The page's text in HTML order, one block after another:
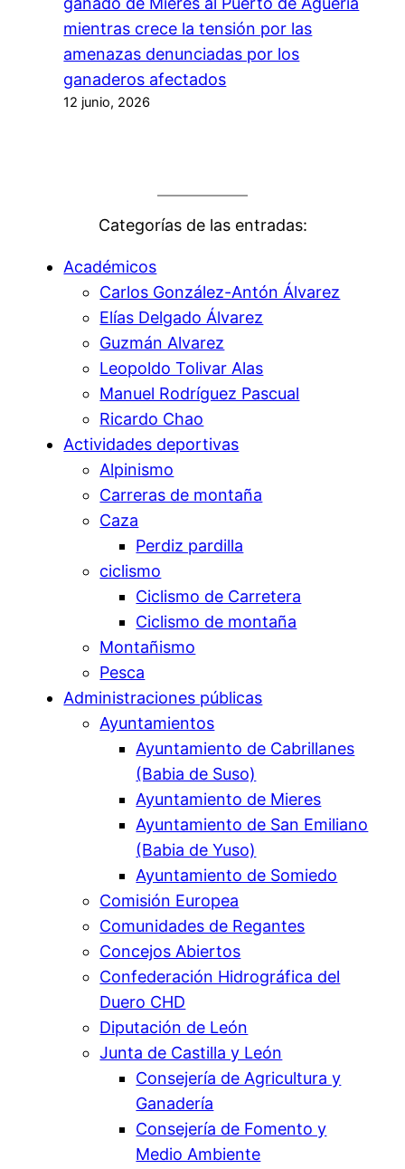
mientras crece la tensión por las
amenazas denunciadas por los
ganaderos afectados
12 junio, 2026
Categorías de las entradas:
Académicos
Carlos González-Antón Álvarez
Elías Delgado Álvarez
Guzmán Alvarez
Leopoldo Tolivar Alas
Manuel Rodríguez Pascual
Ricardo Chao
Actividades deportivas
Alpinismo
Carreras de montaña
Caza
Perdiz pardilla
ciclismo
Ciclismo de Carretera
Ciclismo de montaña
Montañismo
Pesca
Administraciones públicas
Ayuntamientos
Ayuntamiento de Cabrillanes
(Babia de Suso)
Ayuntamiento de Mieres
Ayuntamiento de San Emiliano
(Babia de Yuso)
Ayuntamiento de Somiedo
Comisión Europea
Comunidades de Regantes
Concejos Abiertos
Confederación Hidrográfica del
Duero CHD
Diputación de León
Junta de Castilla y León
Consejería de Agricultura y
Ganadería
Consejería de Fomento y
Medio Ambiente